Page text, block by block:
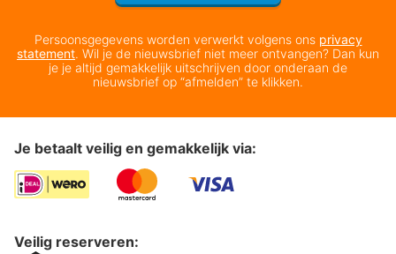
Persoonsgegevens worden verwerkt volgens ons privacy
statement. Wil je de nieuwsbrief niet meer ontvangen? Dan kun
je je altijd gemakkelijk uitschrijven door onderaan de
nieuwsbrief op “afmelden” te klikken.
Je betaalt veilig en gemakkelijk via:
Veilig reserveren: